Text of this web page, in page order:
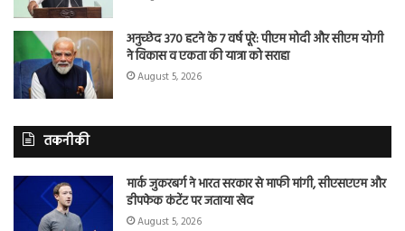
अनुच्छेद 370 हटने के 7 वर्ष पूरे: पीएम मोदी और सीएम योगी
ने विकास व एकता की यात्रा को सराहा
August 5, 2026
तकनीकी
मार्क जुकरबर्ग ने भारत सरकार से माफी मांगी, सीएसएएम और
डीपफेक कंटेंट पर जताया खेद
August 5, 2026